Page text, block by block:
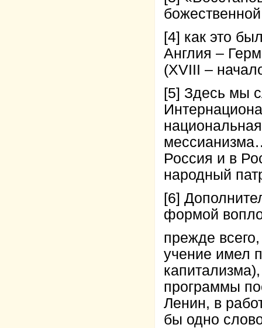
[4] как это
Англия –
(XVIII –
[5] Здесь мы
Россия и в
народный
[6]
формой
прежде
учение имел
программы
Ленин, в
бы одно